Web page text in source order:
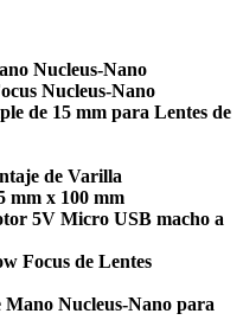
Nucleus-Nano
Nucleus-Nano
de 15 mm para Lentes de
de Varilla
mm x 100 mm
5V Micro USB macho a
Focus de Lentes
Mano Nucleus-Nano para